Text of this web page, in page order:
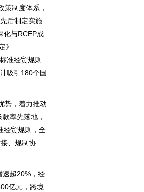
策制度体系，
后制定实施
化与RCEP成
》
准经贸规则
吸引180个国
势，着力推动
率先落地，
经贸规则，全
、规制协
超20%，经
亿元，跨境